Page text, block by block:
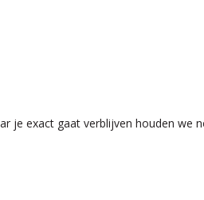
je exact gaat verblijven houden we